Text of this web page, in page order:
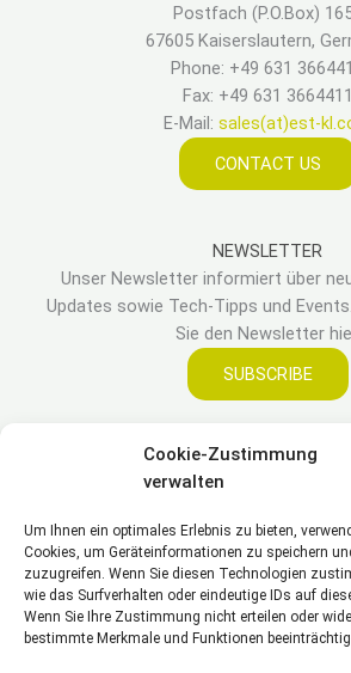
Cookie-Zustimmung
verwalten
Um Ihnen ein optimales Erlebnis zu bieten,
Cookies, um Geräteinformationen zu speichern
zuzugreifen. Wenn Sie diesen Technologien
wie das Surfverhalten oder eindeutige IDs auf
Wenn Sie Ihre Zustimmung nicht erteilen oder
bestimmte Merkmale und Funktionen
Postfach (P.O.Box)
67605 Kaiserslautern,
Phone: +49 631
Fax: +49 631 3664411
E-Mail: sales(at)est-
CONTACT US
NEWSLETTER
Unser Newsletter informiert über
Updates sowie Tech-Tipps und
Sie den Newsletter
SUBSCRIBE
LEGAL
Impressum
Haftungsausschluss
Cookie Richtlinie(EU)
Allgemeine